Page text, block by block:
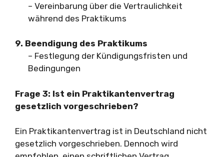
– Vereinbarung über die Vertraulichkeit
während des Praktikums
9. Beendigung des Praktikums
– Festlegung der Kündigungsfristen und
Bedingungen
Frage 3: Ist ein Praktikantenvertrag
gesetzlich vorgeschrieben?
Ein Praktikantenvertrag ist in Deutschland nicht
gesetzlich vorgeschrieben. Dennoch wird